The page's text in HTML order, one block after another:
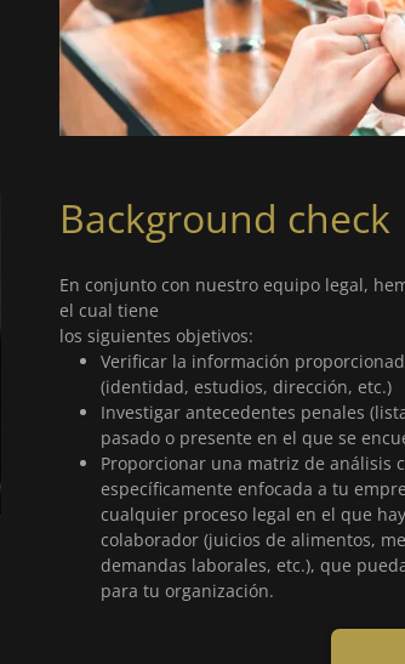
Background check
En conjunto con nuestro equipo legal,
el cual tiene
los siguientes objetivos:
Verificar la información
(identidad, estudios, dirección, etc.)
Investigar antecedentes penales
pasado o presente en el que se
Proporcionar una matriz de análisis
específicamente enfocada a tu
cualquier proceso legal en el que
colaborador (juicios de alimentos,
demandas laborales, etc.), que
para tu organización.